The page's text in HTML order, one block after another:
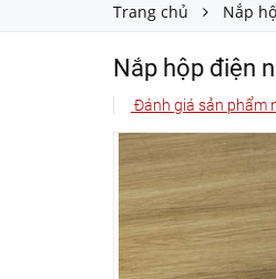
Trang chủ Nắp
Nắp hộp điện
Đánh giá sản phẩm